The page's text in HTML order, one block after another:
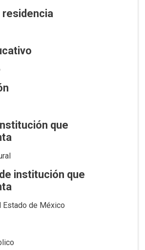
residencia
que
institución que
Estado de México